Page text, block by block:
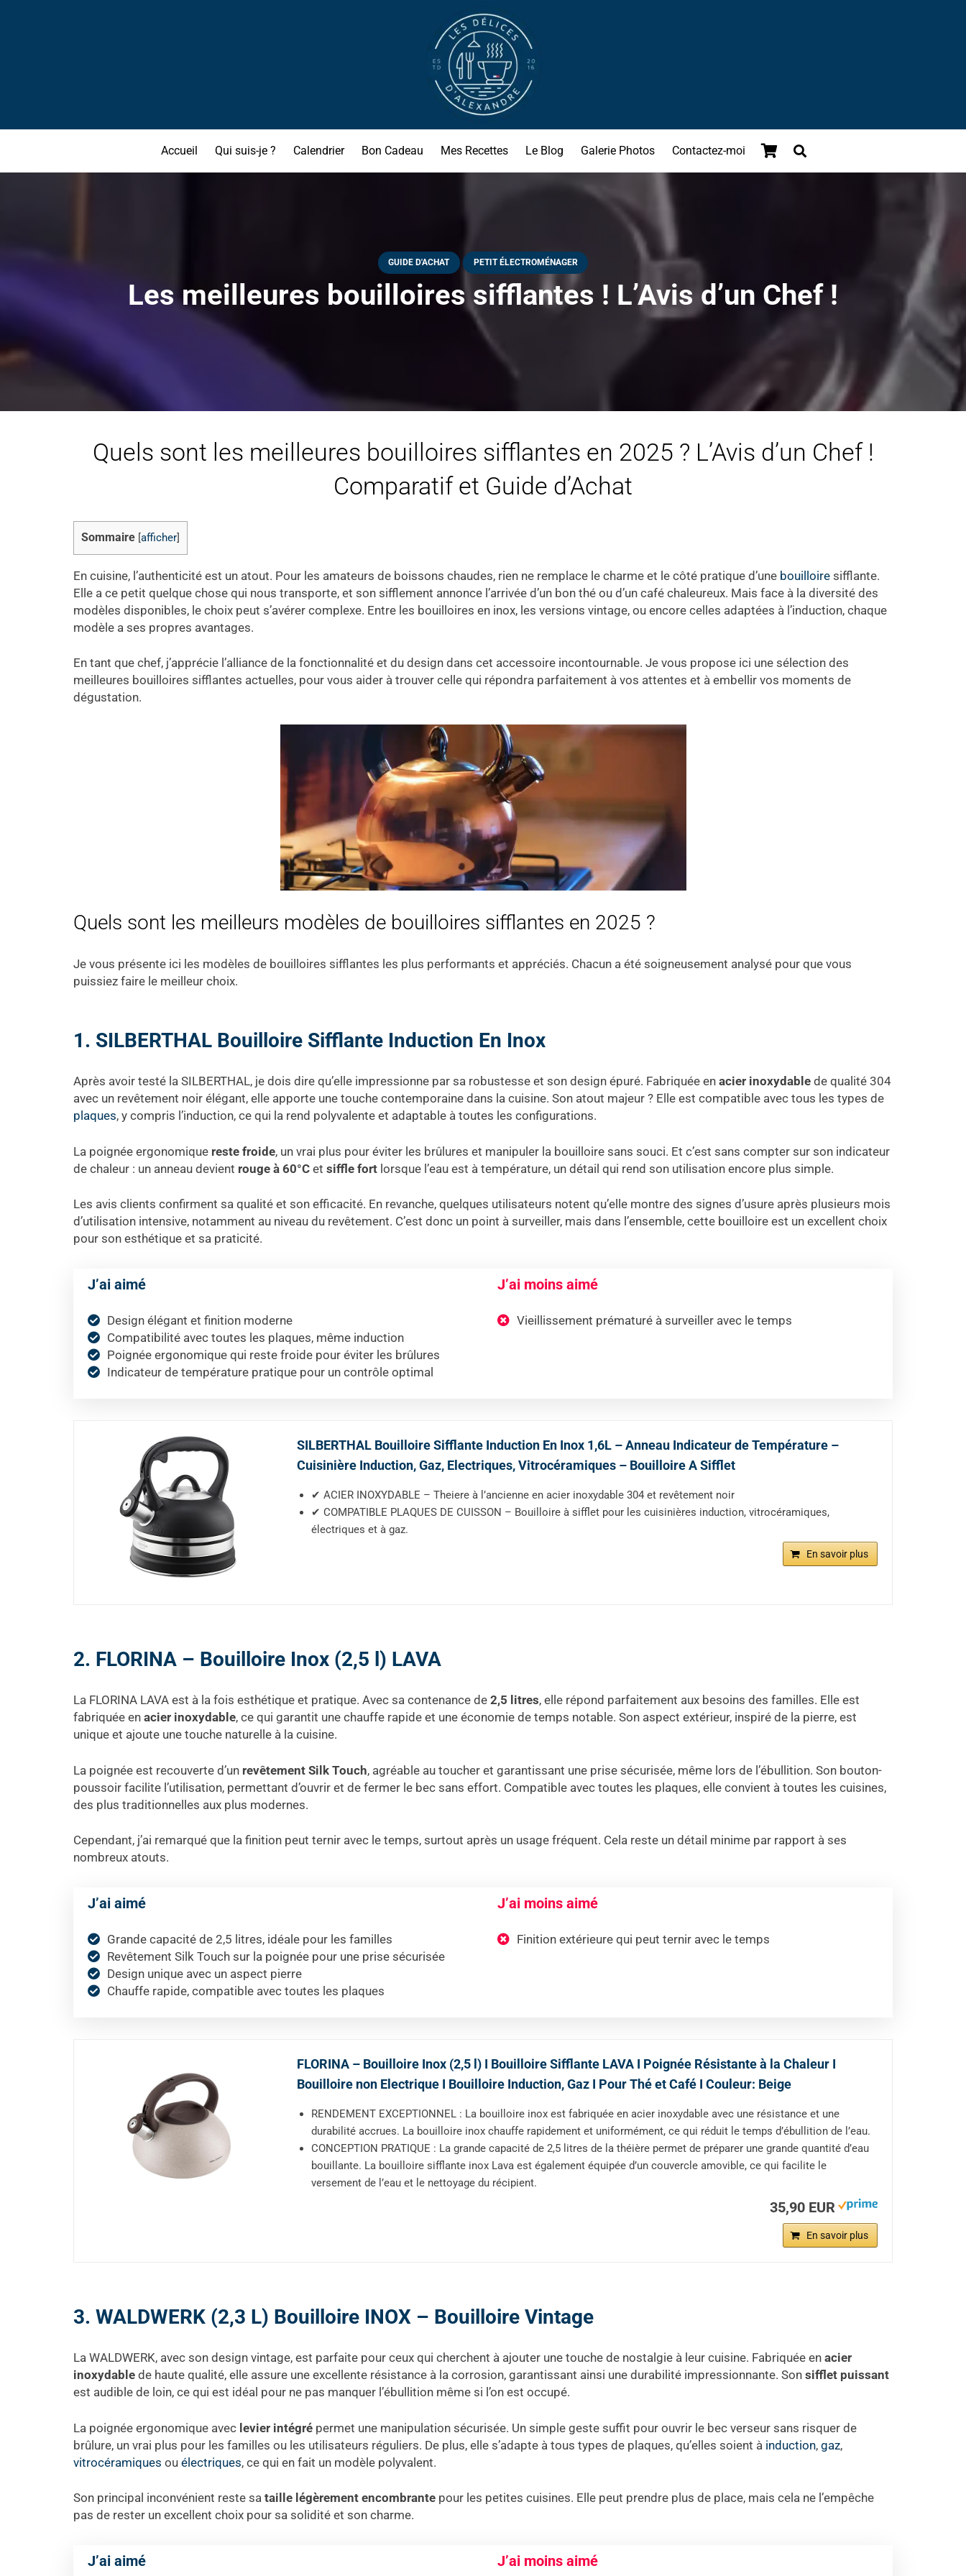
Accueil Qui suis-je ? Calendrier Bon Cadeau Mes Recettes Le Blog Galerie Photos Contactez-moi
GUIDE D'ACHAT PETIT ÉLECTROMÉNAGER
Les meilleures bouilloires sifflantes ! L’Avis d’un Chef !
Quels sont les meilleures bouilloires sifflantes en 2025 ? L’Avis d’un Chef !
Comparatif et Guide d’Achat
Sommaire afficher
En cuisine, l’authenticité est un atout. Pour les amateurs de boissons chaudes, rien ne remplace le charme et le côté pratique d’une bouilloire sifflante.
Elle a ce petit quelque chose qui nous transporte, et son sifflement annonce l’arrivée d’un bon thé ou d’un café chaleureux. Mais face à la diversité des
modèles disponibles, le choix peut s’avérer complexe. Entre les bouilloires en inox, les versions vintage, ou encore celles adaptées à l’induction, chaque
modèle a ses propres avantages.
En tant que chef, j’apprécie l’alliance de la fonctionnalité et du design dans cet accessoire incontournable. Je vous propose ici une sélection des
meilleures bouilloires sifflantes actuelles, pour vous aider à trouver celle qui répondra parfaitement à vos attentes et à embellir vos moments de
dégustation.
Quels sont les meilleurs modèles de bouilloires sifflantes en 2025 ?
Je vous présente ici les modèles de bouilloires sifflantes les plus performants et appréciés. Chacun a été soigneusement analysé pour que vous
puissiez faire le meilleur choix.
1. SILBERTHAL Bouilloire Sifflante Induction En Inox
Après avoir testé la SILBERTHAL, je dois dire qu’elle impressionne par sa robustesse et son design épuré. Fabriquée en acier inoxydable de qualité 304
avec un revêtement noir élégant, elle apporte une touche contemporaine dans la cuisine. Son atout majeur ? Elle est compatible avec tous les types de
plaques, y compris l’induction, ce qui la rend polyvalente et adaptable à toutes les configurations.
La poignée ergonomique reste froide, un vrai plus pour éviter les brûlures et manipuler la bouilloire sans souci. Et c’est sans compter sur son indicateur
de chaleur : un anneau devient rouge à 60°C et siffle fort lorsque l’eau est à température, un détail qui rend son utilisation encore plus simple.
Les avis clients confirment sa qualité et son efficacité. En revanche, quelques utilisateurs notent qu’elle montre des signes d’usure après plusieurs mois
d’utilisation intensive, notamment au niveau du revêtement. C’est donc un point à surveiller, mais dans l’ensemble, cette bouilloire est un excellent choix
pour son esthétique et sa praticité.
J’ai aimé
Design élégant et finition moderne
Compatibilité avec toutes les plaques, même induction
Poignée ergonomique qui reste froide pour éviter les brûlures
Indicateur de température pratique pour un contrôle optimal
J’ai moins aimé
Vieillissement prématuré à surveiller avec le temps
SILBERTHAL Bouilloire Sifflante Induction En Inox 1,6L – Anneau Indicateur de Température –
Cuisinière Induction, Gaz, Electriques, Vitrocéramiques – Bouilloire A Sifflet
✔ ACIER INOXYDABLE – Theiere à l’ancienne en acier inoxydable 304 et revêtement noir
✔ COMPATIBLE PLAQUES DE CUISSON – Bouilloire à sifflet pour les cuisinières induction, vitrocéramiques,
électriques et à gaz.
En savoir plus
2. FLORINA – Bouilloire Inox (2,5 l) LAVA
La FLORINA LAVA est à la fois esthétique et pratique. Avec sa contenance de 2,5 litres, elle répond parfaitement aux besoins des familles. Elle est
fabriquée en acier inoxydable, ce qui garantit une chauffe rapide et une économie de temps notable. Son aspect extérieur, inspiré de la pierre, est
unique et ajoute une touche naturelle à la cuisine.
La poignée est recouverte d’un revêtement Silk Touch, agréable au toucher et garantissant une prise sécurisée, même lors de l’ébullition. Son bouton-
poussoir facilite l’utilisation, permettant d’ouvrir et de fermer le bec sans effort. Compatible avec toutes les plaques, elle convient à toutes les cuisines,
des plus traditionnelles aux plus modernes.
Cependant, j’ai remarqué que la finition peut ternir avec le temps, surtout après un usage fréquent. Cela reste un détail minime par rapport à ses
nombreux atouts.
J’ai aimé
Grande capacité de 2,5 litres, idéale pour les familles
Revêtement Silk Touch sur la poignée pour une prise sécurisée
Design unique avec un aspect pierre
Chauffe rapide, compatible avec toutes les plaques
J’ai moins aimé
Finition extérieure qui peut ternir avec le temps
FLORINA – Bouilloire Inox (2,5 l) I Bouilloire Sifflante LAVA I Poignée Résistante à la Chaleur I
Bouilloire non Electrique I Bouilloire Induction, Gaz I Pour Thé et Café I Couleur: Beige
RENDEMENT EXCEPTIONNEL : La bouilloire inox est fabriquée en acier inoxydable avec une résistance et une
durabilité accrues. La bouilloire inox chauffe rapidement et uniformément, ce qui réduit le temps d’ébullition de l’eau.
CONCEPTION PRATIQUE : La grande capacité de 2,5 litres de la théière permet de préparer une grande quantité d’eau
bouillante. La bouilloire sifflante inox Lava est également équipée d’un couvercle amovible, ce qui facilite le
versement de l’eau et le nettoyage du récipient.
35,90 EUR
En savoir plus
3. WALDWERK (2,3 L) Bouilloire INOX – Bouilloire Vintage
La WALDWERK, avec son design vintage, est parfaite pour ceux qui cherchent à ajouter une touche de nostalgie à leur cuisine. Fabriquée en acier
inoxydable de haute qualité, elle assure une excellente résistance à la corrosion, garantissant ainsi une durabilité impressionnante. Son sifflet puissant
est audible de loin, ce qui est idéal pour ne pas manquer l’ébullition même si l’on est occupé.
La poignée ergonomique avec levier intégré permet une manipulation sécurisée. Un simple geste suffit pour ouvrir le bec verseur sans risquer de
brûlure, un vrai plus pour les familles ou les utilisateurs réguliers. De plus, elle s’adapte à tous types de plaques, qu’elles soient à induction, gaz,
vitrocéramiques ou électriques, ce qui en fait un modèle polyvalent.
Son principal inconvénient reste sa taille légèrement encombrante pour les petites cuisines. Elle peut prendre plus de place, mais cela ne l’empêche
pas de rester un excellent choix pour sa solidité et son charme.
J’ai aimé J’ai moins aimé